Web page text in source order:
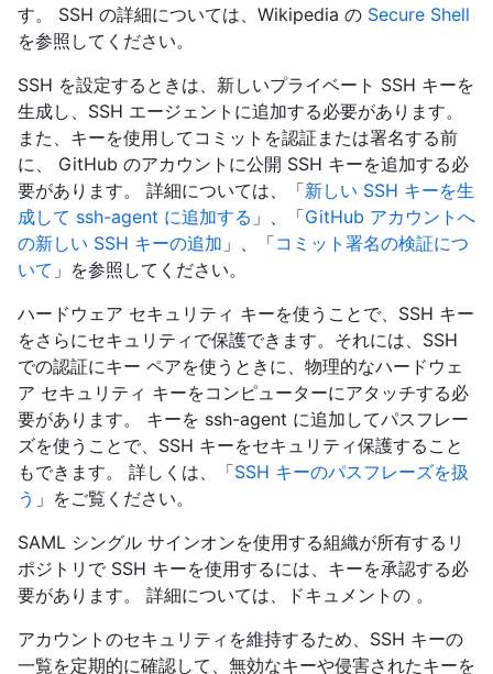
す。 SSH の詳細については、Wikipedia の Secure Shell
を参照してください。
SSH を設定するときは、新しいプライベート SSH キーを
生成し、SSH エージェントに追加する必要があります。
また、キーを使用してコミットを認証または署名する前
に、 GitHub のアカウントに公開 SSH キーを追加する必
要があります。 詳細については、「新しい SSH キーを生
成して ssh-agent に追加する 」、「GitHub アカウントへ
の新しい SSH キーの追加 」、「コミット署名の検証につ
いて 」を参照してください。
ハードウェア セキュリティ キーを使うことで、SSH キー
をさらにセキュリティで保護できます。それには、SSH
での認証にキー ペアを使うときに、物理的なハードウェ
ア セキュリティ キーをコンピューターにアタッチする必
要があります。 キーを ssh-agent に追加してパスフレー
ズを使うことで、SSH キーをセキュリティ保護すること
もできます。 詳しくは、「SSH キーのパスフレーズを扱
う 」をご覧ください。
SAML シングル サインオンを使用する組織が所有するリ
ポジトリで SSH キーを使用するには、キーを承認する必
要があります。 詳細については、
ドキュメントの 。
アカウントのセキュリティを維持するため、SSH キーの
一覧を定期的に確認して、無効なキーや侵害されたキーを